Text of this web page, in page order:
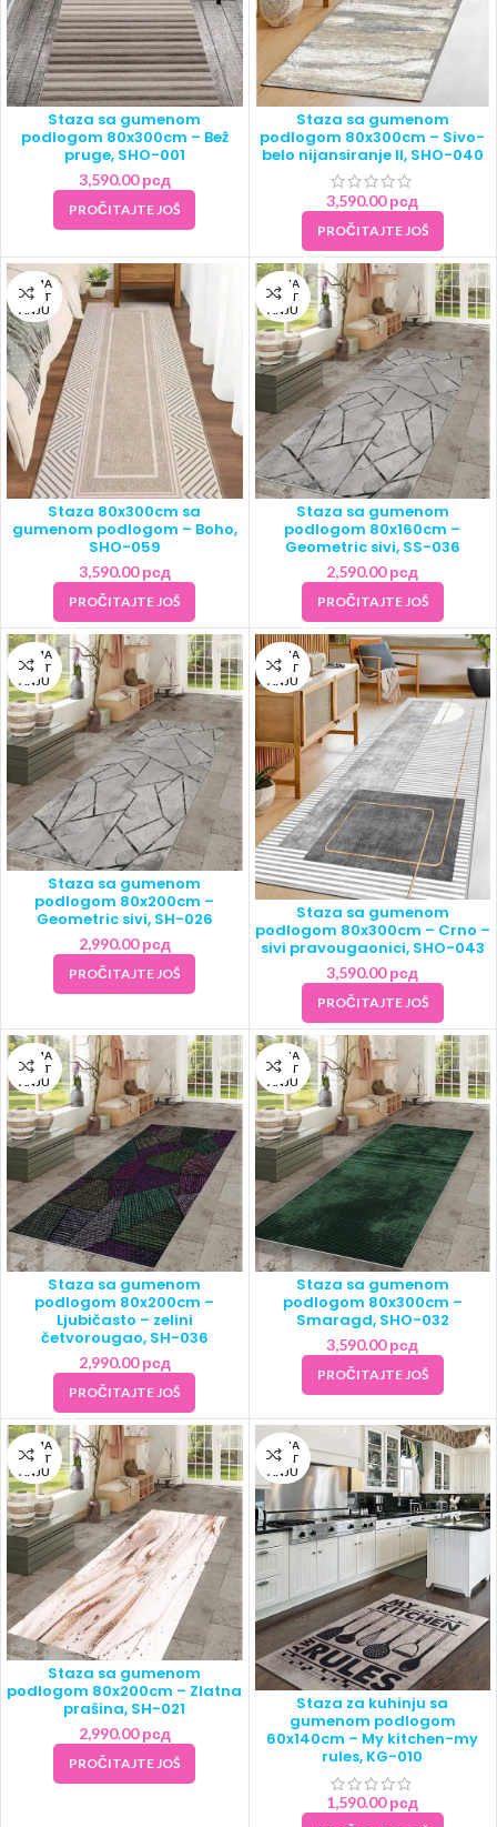
Staza sa gumenom
podlogom 80x300cm – Bež
pruge, SHO-001
3,590.00рсд
PROČITAJTE JOŠ
Staza sa gumenom
podlogom 80x300cm – Sivo-
belo nijansiranje II, SHO-040
3,590.00рсд
PROČITAJTE JOŠ
NEMA
NA ST
ANJU
Staza 80x300cm sa
gumenom podlogom – Boho,
SHO-059
3,590.00рсд
PROČITAJTE JOŠ
NEMA
NA ST
ANJU
Staza sa gumenom
podlogom 80x160cm –
Geometric sivi, SS-036
2,590.00рсд
PROČITAJTE JOŠ
NEMA
NA ST
ANJU
Staza sa gumenom
podlogom 80x200cm –
Geometric sivi, SH-026
2,990.00рсд
PROČITAJTE JOŠ
NEMA
NA ST
ANJU
Staza sa gumenom
podlogom 80x300cm – Crno –
sivi pravougaonici, SHO-043
3,590.00рсд
PROČITAJTE JOŠ
NEMA
NA ST
ANJU
Staza sa gumenom
podlogom 80x200cm –
Ljubičasto – zelini
četvorougao, SH-036
2,990.00рсд
PROČITAJTE JOŠ
NEMA
NA ST
ANJU
Staza sa gumenom
podlogom 80x300cm –
Smaragd, SHO-032
3,590.00рсд
PROČITAJTE JOŠ
NEMA
NA ST
ANJU
Staza sa gumenom
podlogom 80x200cm – Zlatna
prašina, SH-021
2,990.00рсд
PROČITAJTE JOŠ
NEMA
NA ST
ANJU
Staza za kuhinju sa
gumenom podlogom
60x140cm – My kitchen-my
rules, KG-010
1,590.00рсд